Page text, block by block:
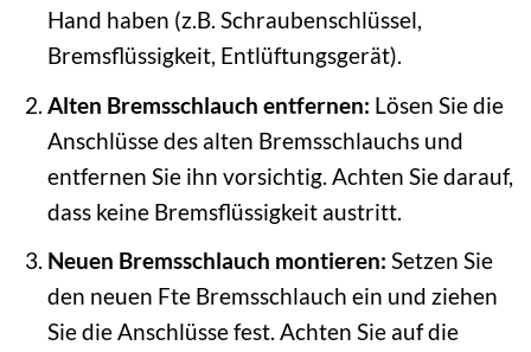
Hand haben (z.B. Schraubenschlüssel,
Bremsflüssigkeit, Entlüftungsgerät).
Alten Bremsschlauch entfernen: Lösen Sie die
Anschlüsse des alten Bremsschlauchs und
entfernen Sie ihn vorsichtig. Achten Sie darauf,
dass keine Bremsflüssigkeit austritt.
Neuen Bremsschlauch montieren: Setzen Sie
den neuen Fte Bremsschlauch ein und ziehen
Sie die Anschlüsse fest. Achten Sie auf die